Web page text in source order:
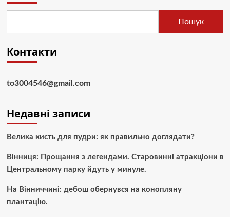
Пошук
Контакти
to3004546@gmail.com
Недавні записи
Велика кисть для пудри: як правильно доглядати?
Вінниця: Прощання з легендами. Старовинні атракціони в
Центральному парку йдуть у минуле.
На Вінниччині: дебош обернувся на конопляну
плантацію.